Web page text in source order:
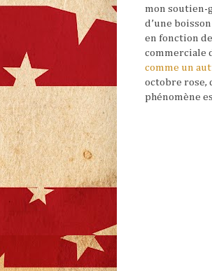
mon soutien-
d’une
en fonction
commerciale
comme un
octobre rose,
phénomène